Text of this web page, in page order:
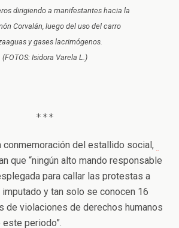
dirigiendo a manifestantes hacia la
Corvalán, luego del uso del carro
y gases lacrimógenos.
(FOTOS: Isidora Varela L.)
***
conmemoración del estallido social,
que “ningún alto mando responsable
para callar las protestas a
y tan solo se conocen 16
de violaciones de derechos humanos
periodo”.